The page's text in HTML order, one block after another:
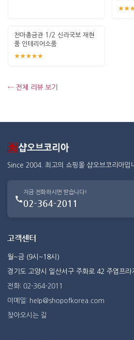
천마총금관 1/2 신라국보 재현
품 인테리어소품
★★★★★
← 전체 리뷰 보기
Since 2004. 최고의 쇼핑몰 샵오브코리아입
지금 전화하시면 받습니다!
02-364-2011
고객센터
월~금 (9시~18시)
경기도 고양시 일산서구 주화로 42 주엽프라
전화: 02-364-2011
이메일: help@shopofkorea.com
찾아오시는 길